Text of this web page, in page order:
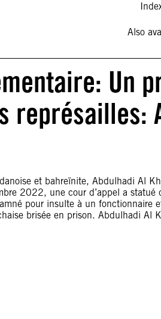
Also
Un
représailles:
et bahreïnite, Abdulhadi Al
2022, une cour d’appel a statué
pour insulte à un
brisée en prison. Abdulhadi Al